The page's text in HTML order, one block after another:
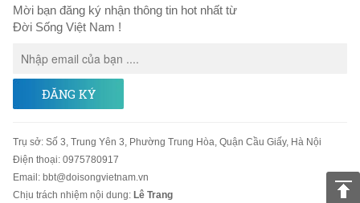
Mời bạn đăng ký nhận thông tin hot nhất từ
Đời Sống Việt Nam !
ĐĂNG KÝ
Trụ sở: Số 3, Trung Yên 3, Phường Trung Hòa, Quận Cầu Giấy, Hà Nội
Điện thoại: 0975780917
Email : bbt@doisongvietnam.vn
Chịu trách nhiệm nội dung: Lê Trang